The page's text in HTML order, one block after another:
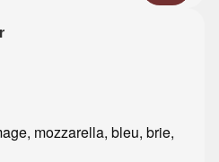
mozzarella, bleu, brie,